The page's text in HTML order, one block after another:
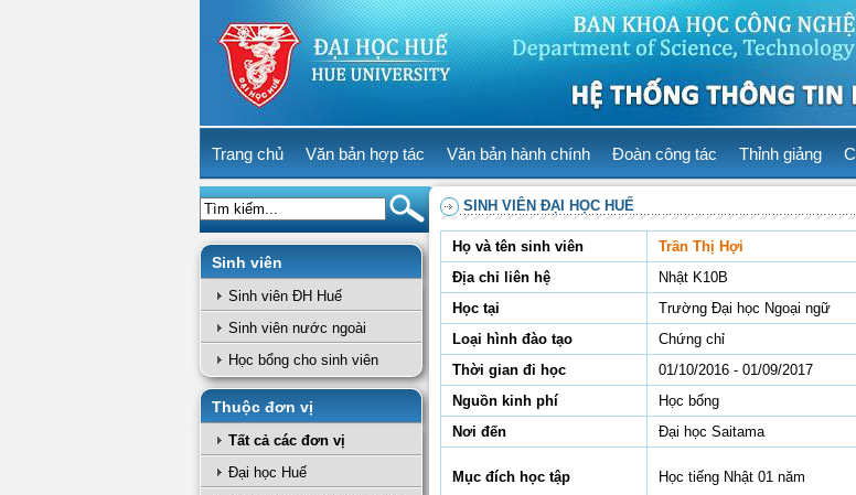
Trang chủ Văn bản hợp tác Văn bản hành chính Đoàn công tác Thỉnh giảng
Sinh viên
Sinh viên ĐH Huế
Sinh viên nước ngoài
Học bổng cho sinh viên
Thuộc đơn vị
Tất cả các đơn vị
Đại học Huế
SINH VIÊN ĐẠI HỌC HUẾ
Họ và tên sinh viên
Trần Thị Hợi
Địa chỉ liên hệ
Nhật K10B
Học tại
Trường Đại học Ngoại ngữ
Loại hình đào tạo
Chứng chỉ
Thời gian đi học
01/10/2016 - 01/09/2017
Nguồn kinh phí
Học bổng
Nơi đến
Đại học Saitama
Mục đích học tập Học tiếng Nhật 01 năm